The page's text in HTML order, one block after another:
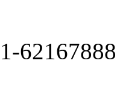
62167888